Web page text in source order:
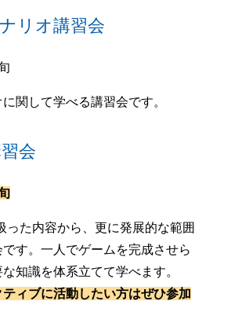
リオ講習会
関して学べる講習会です。
会
った内容から、更に発展的な範囲
です。一人でゲームを完成させら
知識を体系立てて学べます。
ィブに活動したい方はぜひ参加